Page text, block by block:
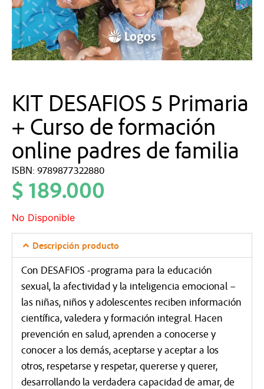
KIT DESAFIOS 5 Primaria
+ Curso de formación
online padres de familia
ISBN: 9789877322880
$ 189.000
No Disponible
Descripción producto
Con DESAFIOS -programa para la educación
sexual, la afectividad y la inteligencia emocional –
las niñas, niños y adolescentes reciben información
científica, valedera y formación integral. Hacen
prevención en salud, aprenden a conocerse y
conocer a los demás, aceptarse y aceptar a los
otros, respetarse y respetar, quererse y querer,
desarrollando la verdadera capacidad de amar, de